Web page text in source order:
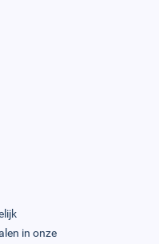
in onze